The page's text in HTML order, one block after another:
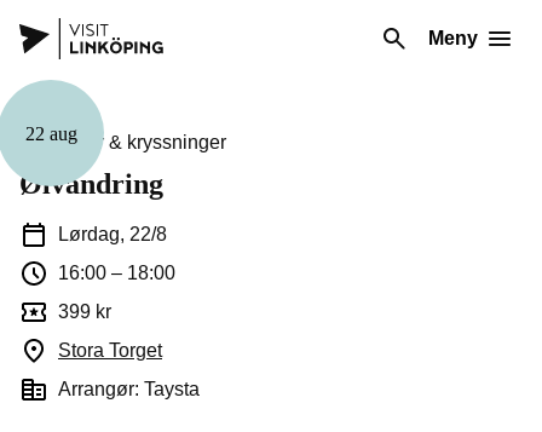
Meny
22 aug
Guidinger & kryssninger
Ølvandring
Lørdag, 22/8
16:00 – 18:00
399 kr
Stora Torget(Åpnes i et nytt vindu)
Arrangør: Taysta